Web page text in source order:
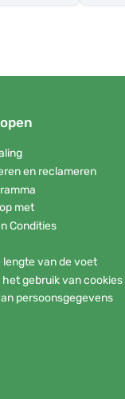
en reclameren
met
Condities
lengte van de voet
gebruik van cookies
persoonsgegevens